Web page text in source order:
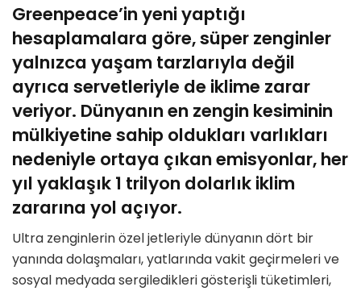
Greenpeace’in yeni yaptığı
hesaplamalara göre, süper zenginler
yalnızca yaşam tarzlarıyla değil
ayrıca servetleriyle de iklime zarar
veriyor. Dünyanın en zengin kesiminin
mülkiyetine sahip oldukları varlıkları
nedeniyle ortaya çıkan emisyonlar, her
yıl yaklaşık 1 trilyon dolarlık iklim
zararına yol açıyor.
Ultra zenginlerin özel jetleriyle dünyanın dört bir
yanında dolaşmaları, yatlarında vakit geçirmeleri ve
sosyal medyada sergiledikleri gösterişli tüketimleri,